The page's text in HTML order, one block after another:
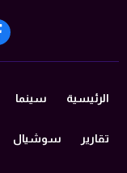
الرئيسية سينما
تقارير سوشيال